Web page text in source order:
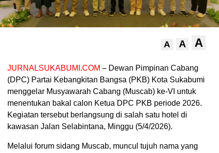
A A A
JURNALSUKABUMI.COM – Dewan Pimpinan Cabang
(DPC) Partai Kebangkitan Bangsa (PKB) Kota Sukabumi
menggelar Musyawarah Cabang (Muscab) ke-VI untuk
menentukan bakal calon Ketua DPC PKB periode 2026.
Kegiatan tersebut berlangsung di salah satu hotel di
kawasan Jalan Selabintana, Minggu (5/4/2026).
Melalui forum sidang Muscab, muncul tujuh nama yang